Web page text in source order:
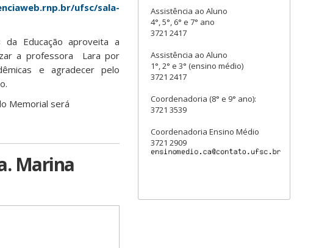
ufsc/sala-
Educação aproveita a
a professora Lara por
e agradecer pelo
Memorial será
Marina
Assistência ao Aluno
4°, 5°, 6° e 7° ano
3721 2417
Assistência ao Aluno
1°, 2° e 3° (ensino médio)
3721 2417
Coordenadoria (8° e 9° ano):
3721 3539
Coordenadoria Ensino Médio
3721 2909